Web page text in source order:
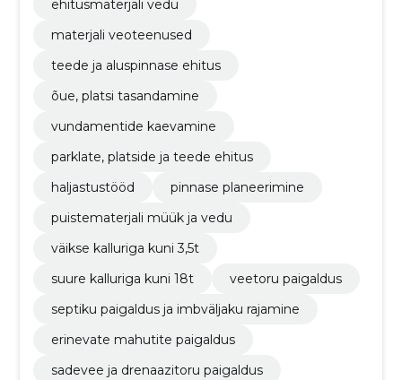
ehitusmaterjali vedu
materjali veoteenused
teede ja aluspinnase ehitus
õue, platsi tasandamine
vundamentide kaevamine
parklate, platside ja teede ehitus
haljastustööd
pinnase planeerimine
puistematerjali müük ja vedu
väikse kalluriga kuni 3,5t
suure kalluriga kuni 18t
veetoru paigaldus
septiku paigaldus ja imbväljaku rajamine
erinevate mahutite paigaldus
sadevee ja drenaazitoru paigaldus